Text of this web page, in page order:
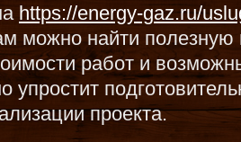
https://energy-gaz.ru/
можно найти
работ и
упростит
проекта.